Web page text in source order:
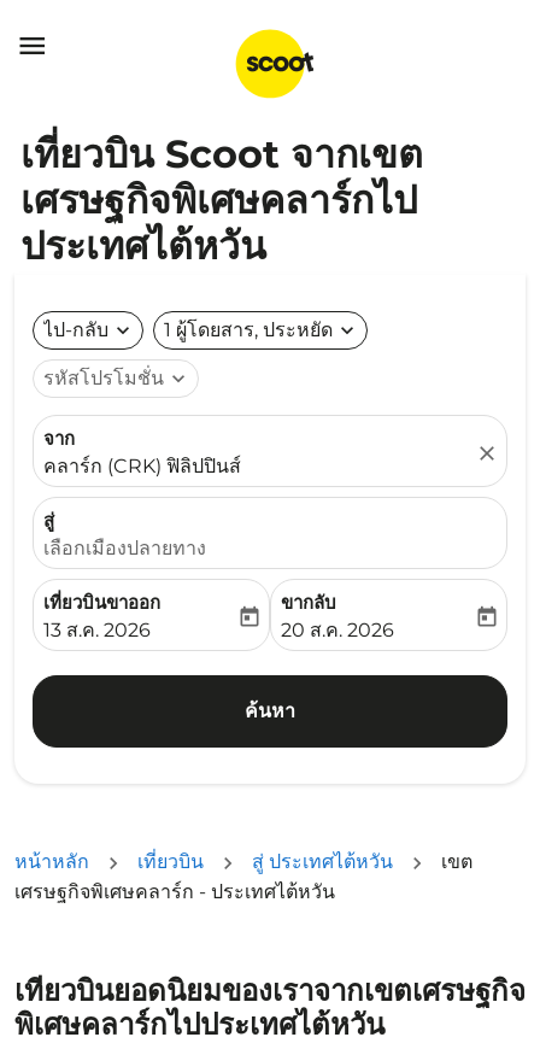

เที่ยวบิน Scoot จากเขต
เศรษฐกิจพิเศษคลาร์กไป
ประเทศไต้หวัน
ไป-กลับ expand_more 1 ผู้โดยสาร, ประหยัด expand_more
รหัสโปรโมชั่น expand_more
จาก
คลาร์ก (CRK) ฟิลิปปินส์
close
สู่
เลือกเมืองปลายทาง
เที่ยวบินขาออก
fc-booking-departure-date-aria-label
13 ส.ค. 2026
today
ขากลับ
fc-booking-return-date-
20 ส.ค. 2026
today
ค้นหา
หน้าหลัก เที่ยวบิน สู่ ประเทศไต้หวัน
เขต
เศรษฐกิจพิเศษคลาร์ก - ประเทศไต้หวัน
เที่ยวบินยอดนิยมของเราจากเขตเศรษฐกิจ
พิเศษคลาร์กไปประเทศไต้หวัน